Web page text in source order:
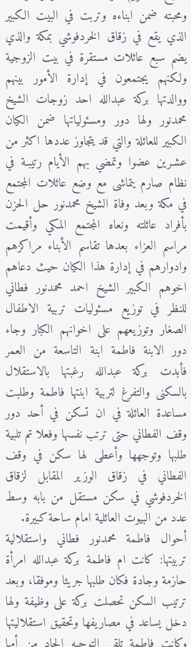
ومحبته ضمن ابناءه وتربت في البيت الكبير
الذي يقع في زقاق الخردفوشي بمكة والذي
يضم سبع عائلات مستقرة في بيت الزوجية
ولكنهم يجتمعون في إدارة الأمور بينهم
ووالدتها بركة عبدالله احد زوجات الشيخ
محمدنور ولها دور ومسئولياتها ضمن الكيان
الكبير للعائلة والتي قد يتجاوز عددها اكثر من
عشـرين عضوا وتمضي بهم الأيام رتيبـة في
نظام صارم يتماشى مع وضع عائلات المجتمع
في مكة وبعد وفاة الشيخ محمدنور حل الحزن
بأفراد عائلته ونعاه المجتمع المكي وأقيمت
مراسم العزاء بعدها تقاسم الأبناء مراكزهم
وادوارهم في إدارة هذا الكيان حيث دعاهم
اخوهم الكبير الشيخ احمد محمدنور فطاني
للنظر في توزيع مسئوليات تربية الاطفال
الصغار وتوزيعهم على اخوانهم الكبار وجاء
دور الابنة فاطمة ابنة التاسعة من العمر
فأبدت بركة عبدالله رغبتها بالاستقلال
بالسكنى والتفرغ لتربية ابنتها فاطمة وطلبت
مساعدة العائلة في ان تسكن في أحد دور
وقف الفطاني حتى ترتب نفسها وفعلا تم تلبية
طلبها وتوجهها وأعطى لها سكن في وقف
الفطاني في زقاق الوزير المقابل لزقاق
الخردفوشي في سكن مستقل من بابه وسط
عدد من البيوت العائلية امام ساحة كبيرة.
أحوال فاطمة محمدنور فطاني واستقلالية
تربيتها: كانت ام فاطمة بركة عبدالله امرأة
حازمة وجادة فكان طلبها جريئا وموفقا، وبعد
ترتيب السكن تحصلت بركة على وظيفة ولها
دخل يساعد في مصاريفها وتحقيق استقلاليتها